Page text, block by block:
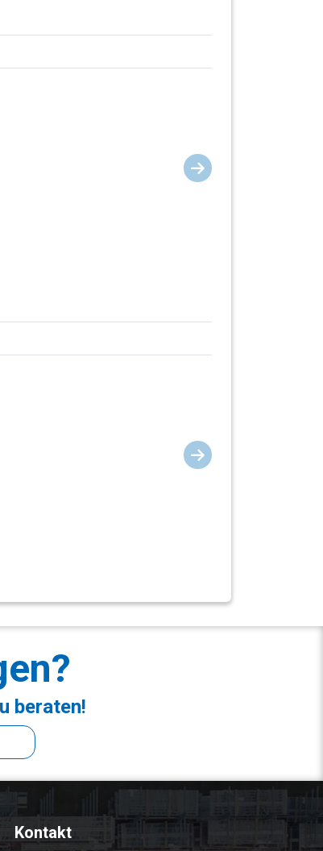
beraten!
Kontakt